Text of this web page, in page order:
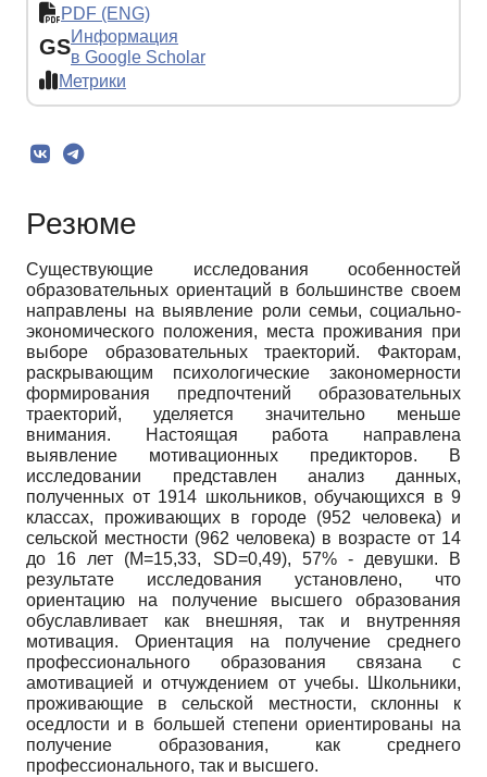
PDF (ENG)
GSИнформация
в Google Scholar
Метрики
Резюме
Существующие исследования особенностей
образовательных ориентаций в большинстве своем
направлены на выявление роли семьи, социально-
экономического положения, места проживания при
выборе образовательных траекторий. Факторам,
раскрывающим психологические закономерности
формирования предпочтений образовательных
траекторий, уделяется значительно меньше
внимания. Настоящая работа направлена
выявление мотивационных предикторов. В
исследовании представлен анализ данных,
полученных от 1914 школьников, обучающихся в 9
классах, проживающих в городе (952 человека) и
сельской местности (962 человека) в возрасте от 14
до 16 лет (M=15,33, SD=0,49), 57% - девушки. В
результате исследования установлено, что
ориентацию на получение высшего образования
обуславливает как внешняя, так и внутренняя
мотивация. Ориентация на получение среднего
профессионального образования связана с
амотивацией и отчуждением от учебы. Школьники,
проживающие в сельской местности, склонны к
оседлости и в большей степени ориентированы на
получение образования, как среднего
профессионального, так и высшего.